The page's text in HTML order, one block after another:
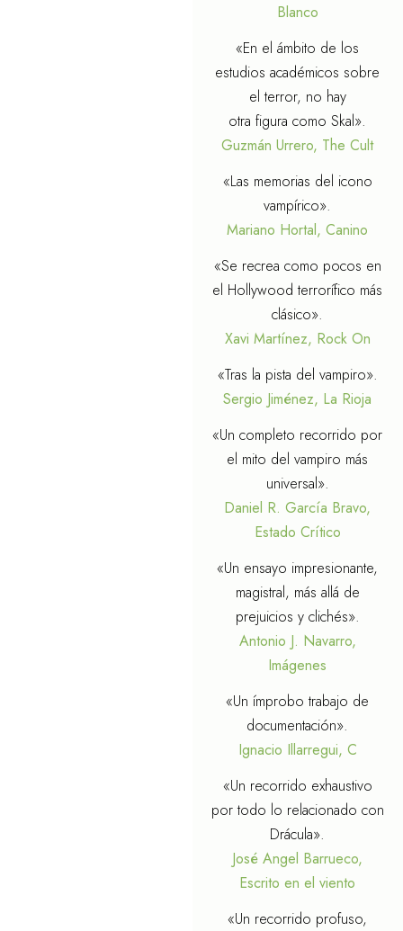
Blanco
«En el ámbito de los
estudios académicos sobre
el terror, no hay
otra figura como Skal».
Guzmán Urrero, The Cult
«Las memorias del icono
vampírico».
Mariano Hortal, Canino
«Se recrea como pocos en
el Hollywood terrorífico más
clásico».
Xavi Martínez, Rock On
«Tras la pista del vampiro».
Sergio Jiménez, La Rioja
«Un completo recorrido por
el mito del vampiro más
universal».
Daniel R. García Bravo,
Estado Crítico
«Un ensayo impresionante,
magistral, más allá de
prejuicios y clichés».
Antonio J. Navarro,
Imágenes
«Un ímprobo trabajo de
documentación».
Ignacio Illarregui, C
«Un recorrido exhaustivo
por todo lo relacionado con
Drácula».
José Angel Barrueco,
Escrito en el viento
«Un recorrido profuso,